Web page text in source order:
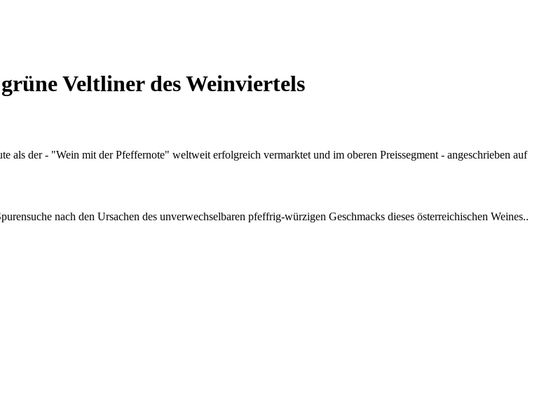
Veltliner des Weinviertels
als der - "Wein mit der Pfeffernote" weltweit erfolgreich vermarktet und im oberen Preissegment - angeschrieben auf
nach den Ursachen des unverwechselbaren pfeffrig-würzigen Geschmacks dieses österreichischen Weines..